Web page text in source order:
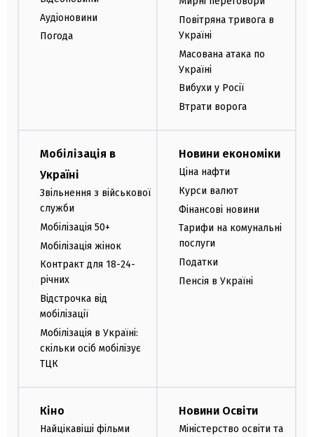
Аудіоновини
Погода
Повітряна тривога в
Україні
Масована атака по
Україні
Вибухи у Росії
Втрати ворога
Мобілізація в
Україні
Звільнення з військової
служби
Мобілізація 50+
Мобілізація жінок
Контракт для 18-24-
річних
Відстрочка від
мобілізації
Мобілізація в Україні:
скільки осіб мобілізує
ТЦК
Новини економіки
Ціна нафти
Курси валют
Фінансові новини
Тарифи на комунальні
послуги
Податки
Пенсія в Україні
Кіно
Найцікавіші фільми
Новини Освіти
Міністерство освіти та